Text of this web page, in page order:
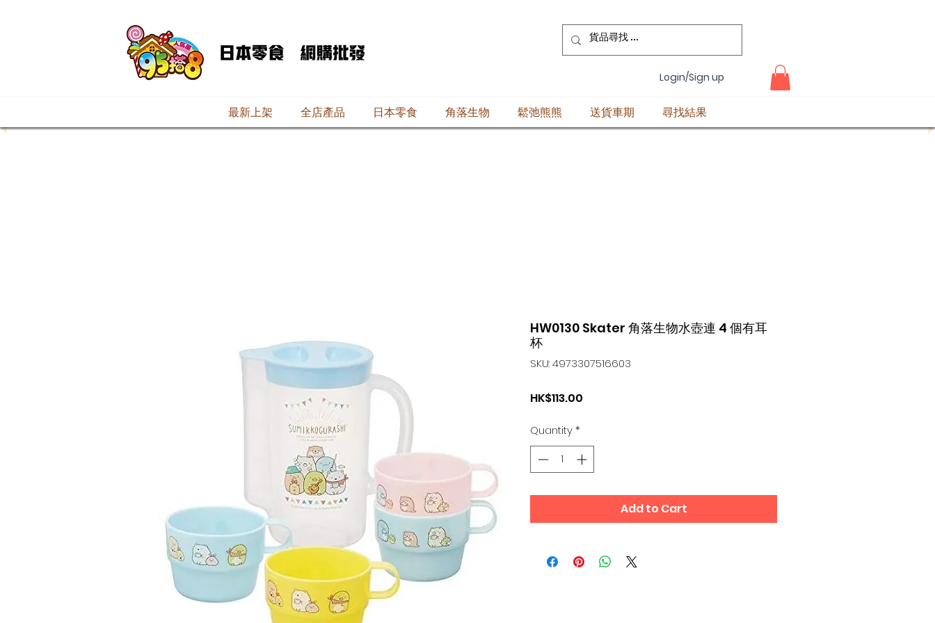
Login/Sign up
最新上架 全店產品 日本零食 角落生物 鬆弛熊熊 送貨車期 尋找結果
HW0130 Skater 角落生物水壺連 4 個有耳
杯
SKU: 4973307516603
HK$113.00
Quantity*
Add to Cart